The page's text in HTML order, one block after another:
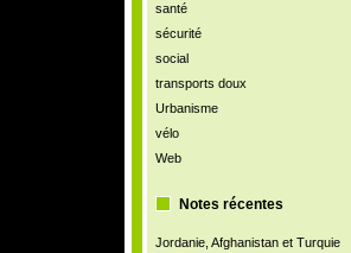
santé
sécurité
social
transports doux
Urbanisme
vélo
Web
Notes récentes
Jordanie, Afghanistan et Turquie